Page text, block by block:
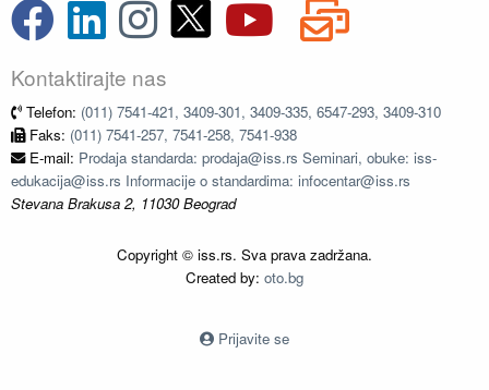
Kontaktirajte nas
Telefon: (011) 7541-421, 3409-301, 3409-335, 6547-293, 3409-310
Faks: (011) 7541-257, 7541-258, 7541-938
E-mail: Prodaja standarda: prodaja@iss.rs Seminari, obuke: iss-
edukacija@iss.rs Informacije o standardima: infocentar@iss.rs
Stevana Brakusa 2, 11030 Beograd
Copyright © iss.rs. Sva prava zadržana.
Created by: oto.bg
Prijavite se